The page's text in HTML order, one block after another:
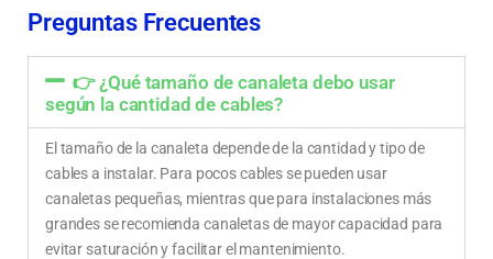
Preguntas Frecuentes
👉 ¿Qué tamaño de canaleta debo usar
según la cantidad de cables?
El tamaño de la canaleta depende de la cantidad y tipo de
cables a instalar. Para pocos cables se pueden usar
canaletas pequeñas, mientras que para instalaciones más
grandes se recomienda canaletas de mayor capacidad para
evitar saturación y facilitar el mantenimiento.